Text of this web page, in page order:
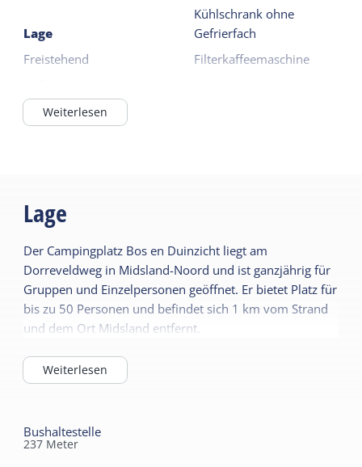
Matratzen sind aus Polyester. Der
Schlafzimmerboden ist mit Linoleum ausgelegt.
Waschbecken.
Lage
Freistehend
Allgemein
Zentralheizung
Nichtraucher
Sanitär
Badezimmer EG
Dusche
WC im Badezimmer
Kühlschrank ohne
Gefrierfach
Filterkaffeemaschine
Gemeinsame
Einrichtungen
Spielfeld
Weiterlesen
Lage
Der Campingplatz Bos en Duinzicht liegt am
Dorreveldweg in Midsland-Noord und ist ganzjährig für
Gruppen und Einzelpersonen geöffnet. Er bietet Platz für
bis zu 50 Personen und befindet sich 1 km vom Strand
und dem Ort Midsland entfernt.
Weiterlesen
Bushaltestelle
237 Meter